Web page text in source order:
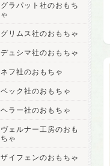
グラパット社のおもち
ゃ
グリムス社のおもちゃ
デュシマ社のおもちゃ
ネフ社のおもちゃ
ベック社のおもちゃ
ヘラー社のおもちゃ
ヴェルナー工房のおも
ちゃ
ザイフェンのおもちゃ